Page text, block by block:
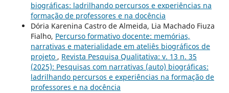
biográficas: ladrilhando percursos e experiências na
formação de professores e na docência
Dória Karenina Castro de Almeida, Lia Machado Fiuza
Fialho, Percurso formativo docente: memórias,
narrativas e materialidade em ateliês biográficos de
projeto , Revista Pesquisa Qualitativa: v. 13 n. 35
(2025): Pesquisas com narrativas (auto) biográficas:
ladrilhando percursos e experiências na formação de
professores e na docência